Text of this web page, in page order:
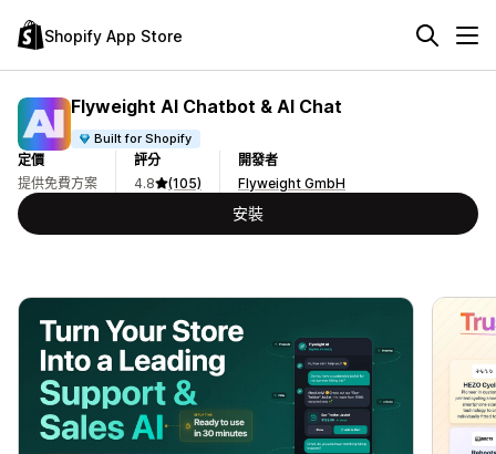
Shopify App Store
Flyweight AI Chatbot & AI Chat
Built for Shopify
定價
提供免費方案
評分
4.8
(105)
開發者
Flyweight GmbH
安裝